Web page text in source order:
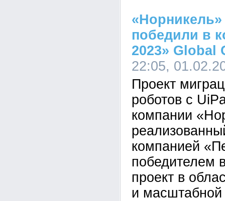
победили в
2023» Global
22:05,
Проект
роботов с
компании
компанией
победителем
проект в
и масштабной